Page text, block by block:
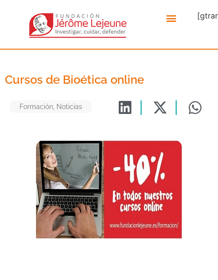
Cursos de Bioética online
Formación Noticias